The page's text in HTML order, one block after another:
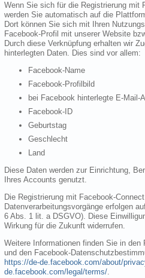
Wenn Sie sich für die Registrierung mit
werden Sie automatisch auf die
Dort können Sie sich mit Ihren
Facebook-Profil mit unserer Website
Durch diese Verknüpfung erhalten wir
hinterlegten Daten. Dies sind vor allem:
Facebook-Name
Facebook-Profilbild
bei Facebook hinterlegte E-Mail-
Facebook-ID
Geburtstag
Geschlecht
Land
Diese Daten werden zur Einrichtung,
Ihres Accounts genutzt.
Die Registrierung mit Facebook-
Datenverarbeitungsvorgänge erfolgen
6 Abs. 1 lit. a DSGVO). Diese
Wirkung für die Zukunft widerrufen.
Weitere Informationen finden Sie in den
und den Facebook-
https://de-de.facebook.com/about/
de.facebook.com/legal/terms/.